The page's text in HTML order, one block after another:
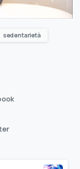
sedentarietà